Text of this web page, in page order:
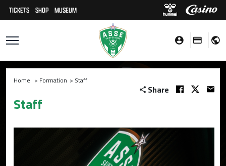
TICKETS SHOP MUSEUM
Home > Formation > Staff
Share
Staff